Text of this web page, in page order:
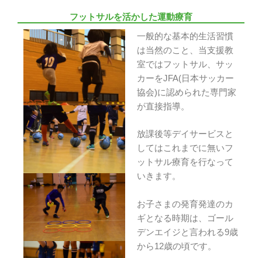
フットサルを活かした運動療育
一般的な基本的生活習慣
は当然のこと、当支援教
室ではフットサル、サッ
カーをJFA(日本サッカー
協会)に認められた専門家
が直接指導。
放課後等デイサービスと
してはこれまでに無いフ
ットサル療育を行なって
いきます。
お子さまの発育発達のカ
ギとなる時期は、ゴール
デンエイジと言われる9歳
から12歳の頃です。